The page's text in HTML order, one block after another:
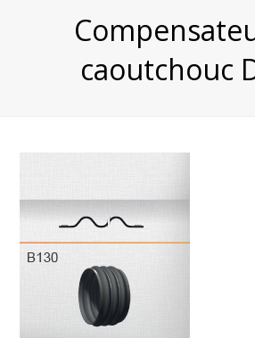
caoutchouc